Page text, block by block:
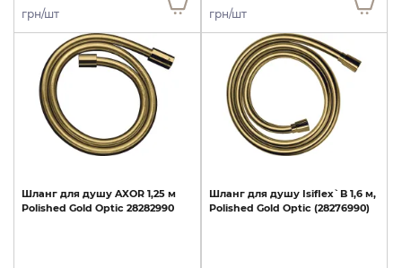
грн/шт грн/шт
Шланг для душу AXOR 1,25 м
Polished Gold Optic 28282990
Шланг для душу Isiflex`B 1,6 м,
Polished Gold Optic (28276990)